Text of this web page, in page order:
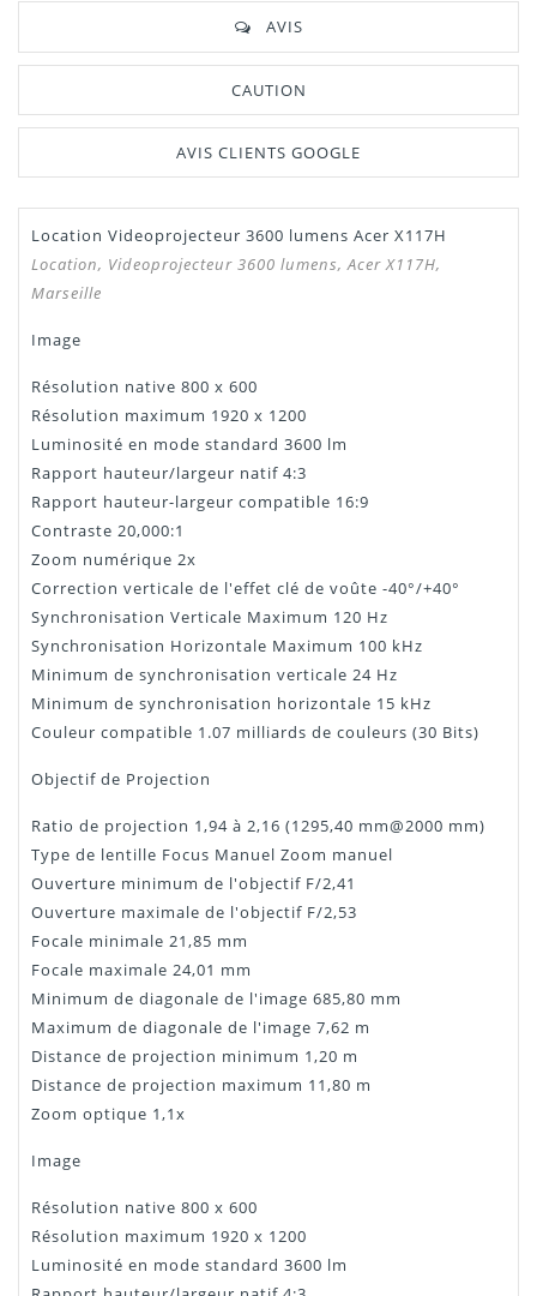
AVIS
CAUTION
AVIS CLIENTS GOOGLE
Manuel /
Notice
Télécharger Dans L'onglet
"Téléchargement"
Location Videoprojecteur 3600 lumens Acer X117H
Location, Videoprojecteur 3600 lumens, Acer X117H,
Marseille
Image
Résolution native 800 x 600
Résolution maximum 1920 x 1200
Luminosité en mode standard 3600 lm
Rapport hauteur/largeur natif 4:3
Rapport hauteur-largeur compatible 16:9
Contraste 20,000:1
Zoom numérique 2x
Correction verticale de l'effet clé de voûte -40°/+40°
Synchronisation Verticale Maximum 120 Hz
Synchronisation Horizontale Maximum 100 kHz
Minimum de synchronisation verticale 24 Hz
Minimum de synchronisation horizontale 15 kHz
Couleur compatible 1.07 milliards de couleurs (30 Bits)
Objectif de Projection
Ratio de projection 1,94 à 2,16 (1295,40 mm@2000 mm)
Type de lentille Focus Manuel Zoom manuel
Ouverture minimum de l'objectif F/2,41
Ouverture maximale de l'objectif F/2,53
Focale minimale 21,85 mm
Focale maximale 24,01 mm
Minimum de diagonale de l'image 685,80 mm
Maximum de diagonale de l'image 7,62 m
Distance de projection minimum 1,20 m
Distance de projection maximum 11,80 m
Zoom optique 1,1x
Image
Résolution native 800 x 600
Résolution maximum 1920 x 1200
Luminosité en mode standard 3600 lm